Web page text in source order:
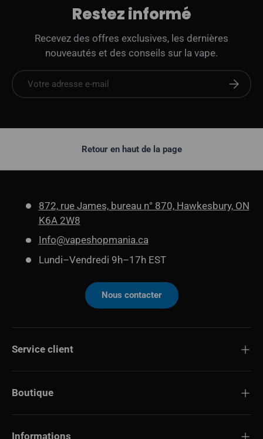
Restez informé
Recevez des offres exclusives, les dernières
nouveautés et des conseils sur la vape.
E-mail
Retour en haut de la page
872, rue James, bureau n° 870, Hawkesbury, ON
K6A 2W8
Info@vapeshopmania.ca
Lundi–Vendredi 9h–17h EST
Nous contacter
Service client
Boutique
Informations